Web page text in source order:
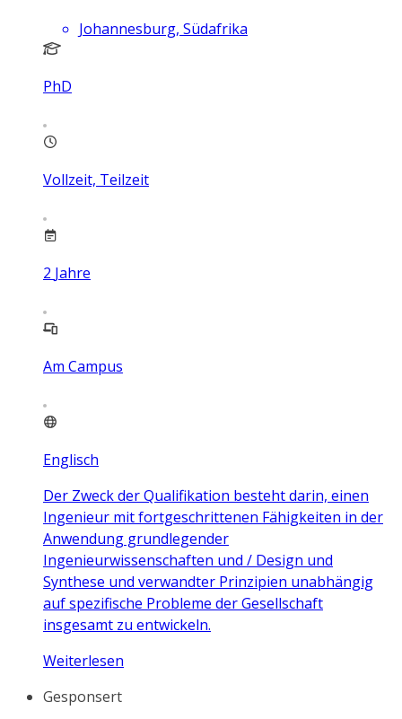
Johannesburg, Südafrika
PhD
Vollzeit, Teilzeit
2 Jahre
Am Campus
Englisch
Der Zweck der Qualifikation besteht darin, einen
Ingenieur mit fortgeschrittenen Fähigkeiten in der
Anwendung grundlegender
Ingenieurwissenschaften und / Design und
Synthese und verwandter Prinzipien unabhängig
auf spezifische Probleme der Gesellschaft
insgesamt zu entwickeln.
Weiterlesen
Gesponsert